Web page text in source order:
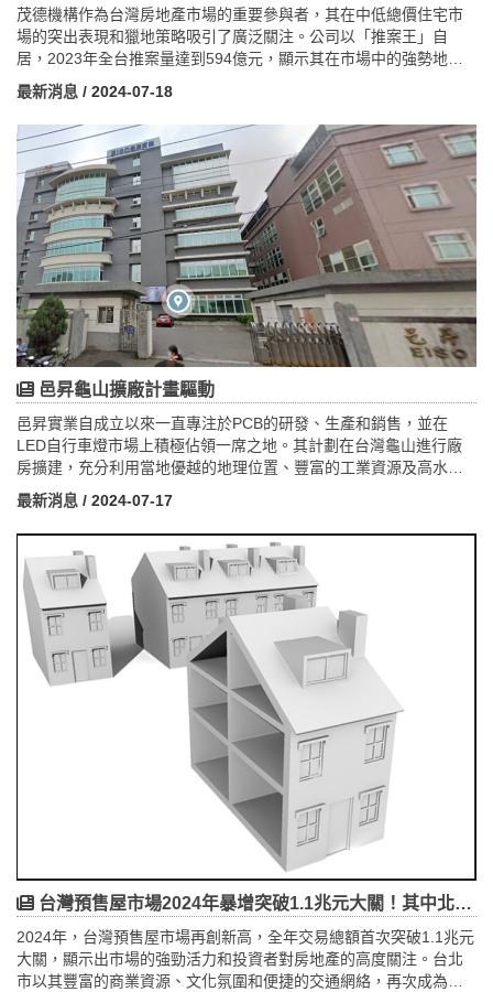
茂德機構作為台灣房地產市場的重要參與者，其在中低總價住宅市
場的突出表現和獵地策略吸引了廣泛關注。公司以「推案王」自
居，2023年全台推案量達到594億元，顯示其在市場中的強勢地位
和市場佔有率。尤其在南港、新莊、新店和高雄等主要城市，茂德
機構持續通過積極的土地收購行動，擴展其開發項目的規模和影響
力，這不僅鞏固了其市場份額，還推動了地方經濟的發展。儘管最
近放棄高雄農16特區的收購計劃，公司對於房地產市場的長遠信心
不減，未來將繼續致力於創新和可持續發展，以滿足日益多樣化的
消費者需求和市場趨勢。茂德機構的成功故事不僅展示了其在行業
中的領先地位，也為台灣房地產市場的未來帶來了豐富的發展前景
和挑戰。
最新消息 / 2024-07-18
邑昇龜山擴廠計畫驅動
邑昇實業自成立以來一直專注於PCB的研發、生產和銷售，並在
LED自行車燈市場上積極佔領一席之地。其計劃在台灣龜山進行廠
房擴建，充分利用當地優越的地理位置、豐富的工業資源及高水準
的人才優勢，以支持公司在全球市場上的長期穩健成長和技術創
新，這些策略不僅提升了邑昇在PCB和LED市場的競爭力，還為未
來的業務擴展和市場需求的變化奠定了堅實基礎。
最新消息 / 2024-07-17
台灣預售屋市場2024年暴增突破1.1兆元大關！其中北市三區成交金額突破新高
2024年，台灣預售屋市場再創新高，全年交易總額首次突破1.1兆元
大關，顯示出市場的強勁活力和投資者對房地產的高度關注。台北
市以其豐富的商業資源、文化氛圍和便捷的交通網絡，再次成為全